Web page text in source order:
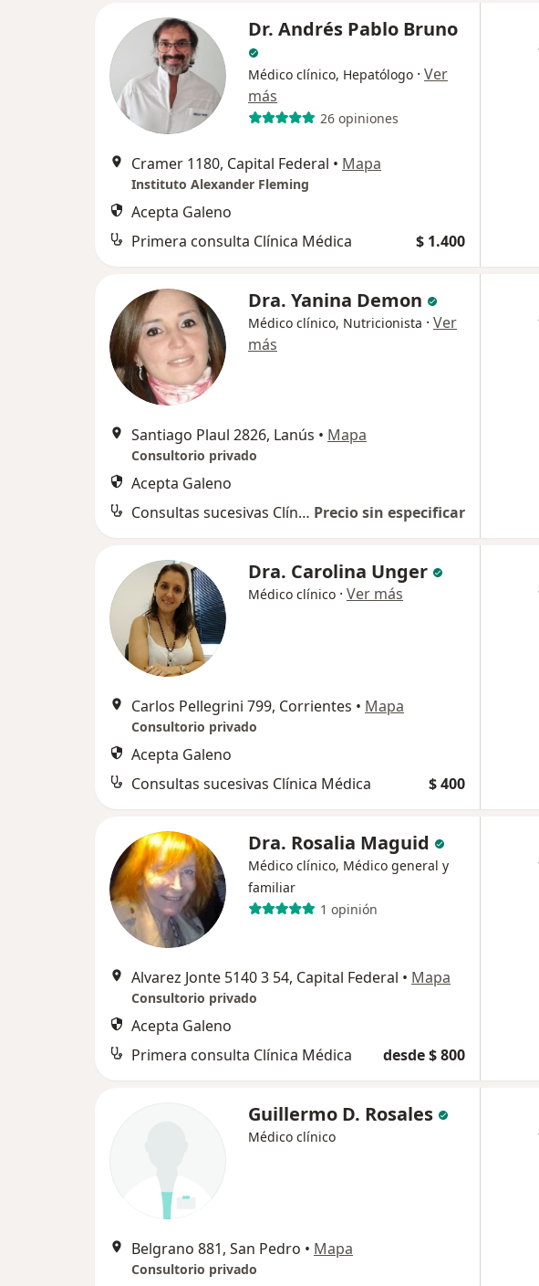
Dr. Andrés Pablo Bruno
Médico clínico, Hepatólogo · Ver
más
26 opiniones
Cramer 1180, Capital Federal • Mapa
Instituto Alexander Fleming
Acepta Galeno
Primera consulta Clínica Médica
$ 1.400
Dra. Yanina Demon
Médico clínico, Nutricionista · Ver
más
Santiago Plaul 2826, Lanús • Mapa
Consultorio privado
Acepta Galeno
Consultas sucesivas Clínica Médica Precio sin especificar
Dra. Carolina Unger
Médico clínico · Ver más
Carlos Pellegrini 799, Corrientes • Mapa
Consultorio privado
Acepta Galeno
Consultas sucesivas Clínica Médica
$ 400
Dra. Rosalia Maguid
Médico clínico, Médico general y
familiar
1 opinión
Alvarez Jonte 5140 3 54, Capital Federal • Mapa
Consultorio privado
Acepta Galeno
Primera consulta Clínica Médica
desde $ 800
Guillermo D. Rosales
Médico clínico
Belgrano 881, San Pedro • Mapa
Consultorio privado